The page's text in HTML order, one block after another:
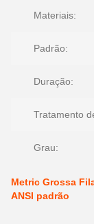
Materiais:
Padrão:
Duração:
Tratamento
Grau:
Metric Grossa
ANSI padrão